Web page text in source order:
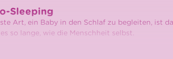
Sleeping
Art, ein Baby in den Schlaf zu begleiten, ist
so lange, wie die Menschheit selbst.